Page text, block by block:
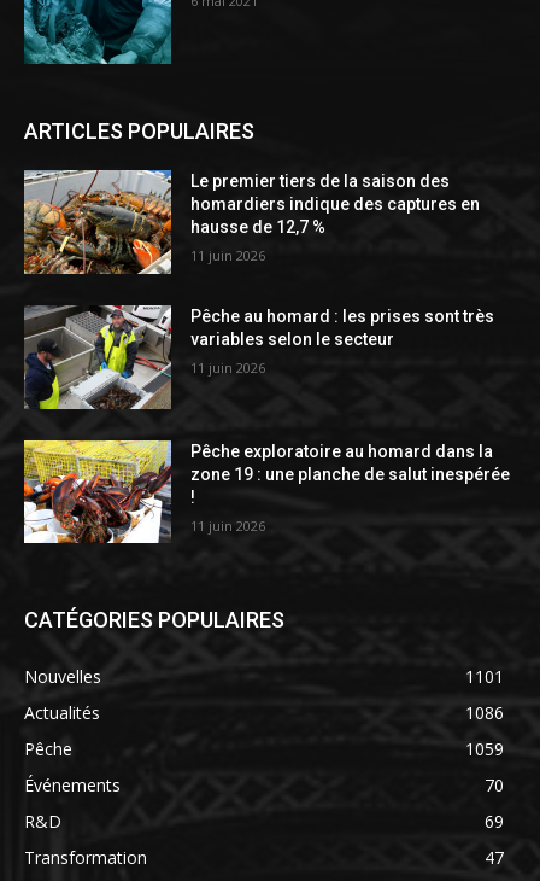
ARTICLES POPULAIRES
Le premier tiers de la saison des
homardiers indique des captures en
hausse de 12,7 %
11 juin 2026
Pêche au homard : les prises sont très
variables selon le secteur
11 juin 2026
Pêche exploratoire au homard dans la
zone 19 : une planche de salut inespérée
!
11 juin 2026
CATÉGORIES POPULAIRES
Nouvelles
1101
Actualités
1086
Pêche
1059
Événements
70
R&D
69
Transformation
47